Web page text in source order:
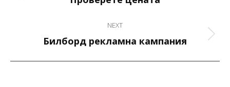
NEXT
Next
Билборд рекламна кампания